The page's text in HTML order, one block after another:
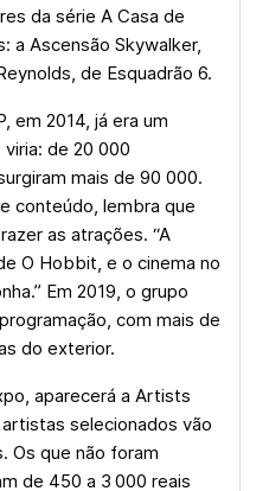
da série A Casa de
a Ascensão Skywalker,
de Esquadrão 6.
em 2014, já era um
de 20 000
mais de 90 000.
conteúdo, lembra que
as atrações. “A
O Hobbit, e o cinema no
Em 2019, o grupo
com mais de
do exterior.
aparecerá a Artists
selecionados vão
Os que não foram
de 450 a 3 000 reais